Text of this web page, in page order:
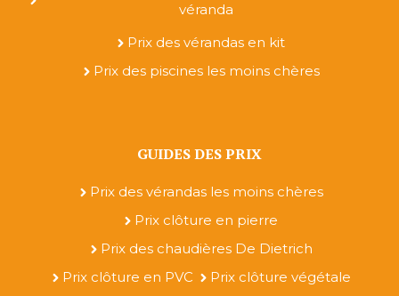
véranda
Prix des vérandas en kit
Prix des piscines les moins chères
GUIDES DES PRIX
Prix des vérandas les moins chères
Prix clôture en pierre
Prix des chaudières De Dietrich
Prix clôture en PVC
Prix clôture végétale